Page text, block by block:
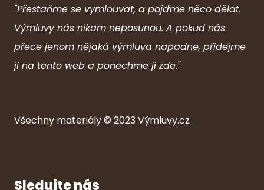
"Přestaňme se vymlouvat, a pojďme něco dělat.
Výmluvy nás nikam neposunou. A pokud nás
přece jenom nějaká výmluva napadne, přidejme
ji na tento web a ponechme ji zde."
Všechny materiály © 2023Výmluvy.cz
Sledujte nás